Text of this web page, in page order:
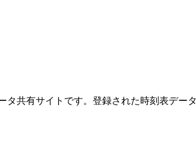
共有サイトです。登録された時刻表デー